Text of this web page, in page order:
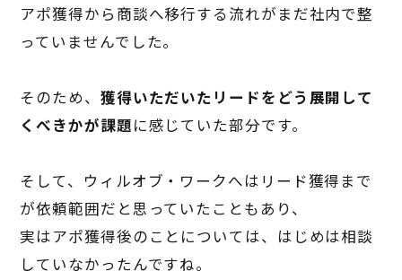
アポ獲得から商談へ移行する流れがまだ社内で整
っていませんでした。
そのため、 獲得いただいたリードをどう展開して
くべきかが課題に感じていた部分です。
そして、ウィルオブ・ワークへはリード獲得まで
が依頼範囲だと思っていたこともあり、
実はアポ獲得後のことについては、はじめは相談
していなかったんですね。